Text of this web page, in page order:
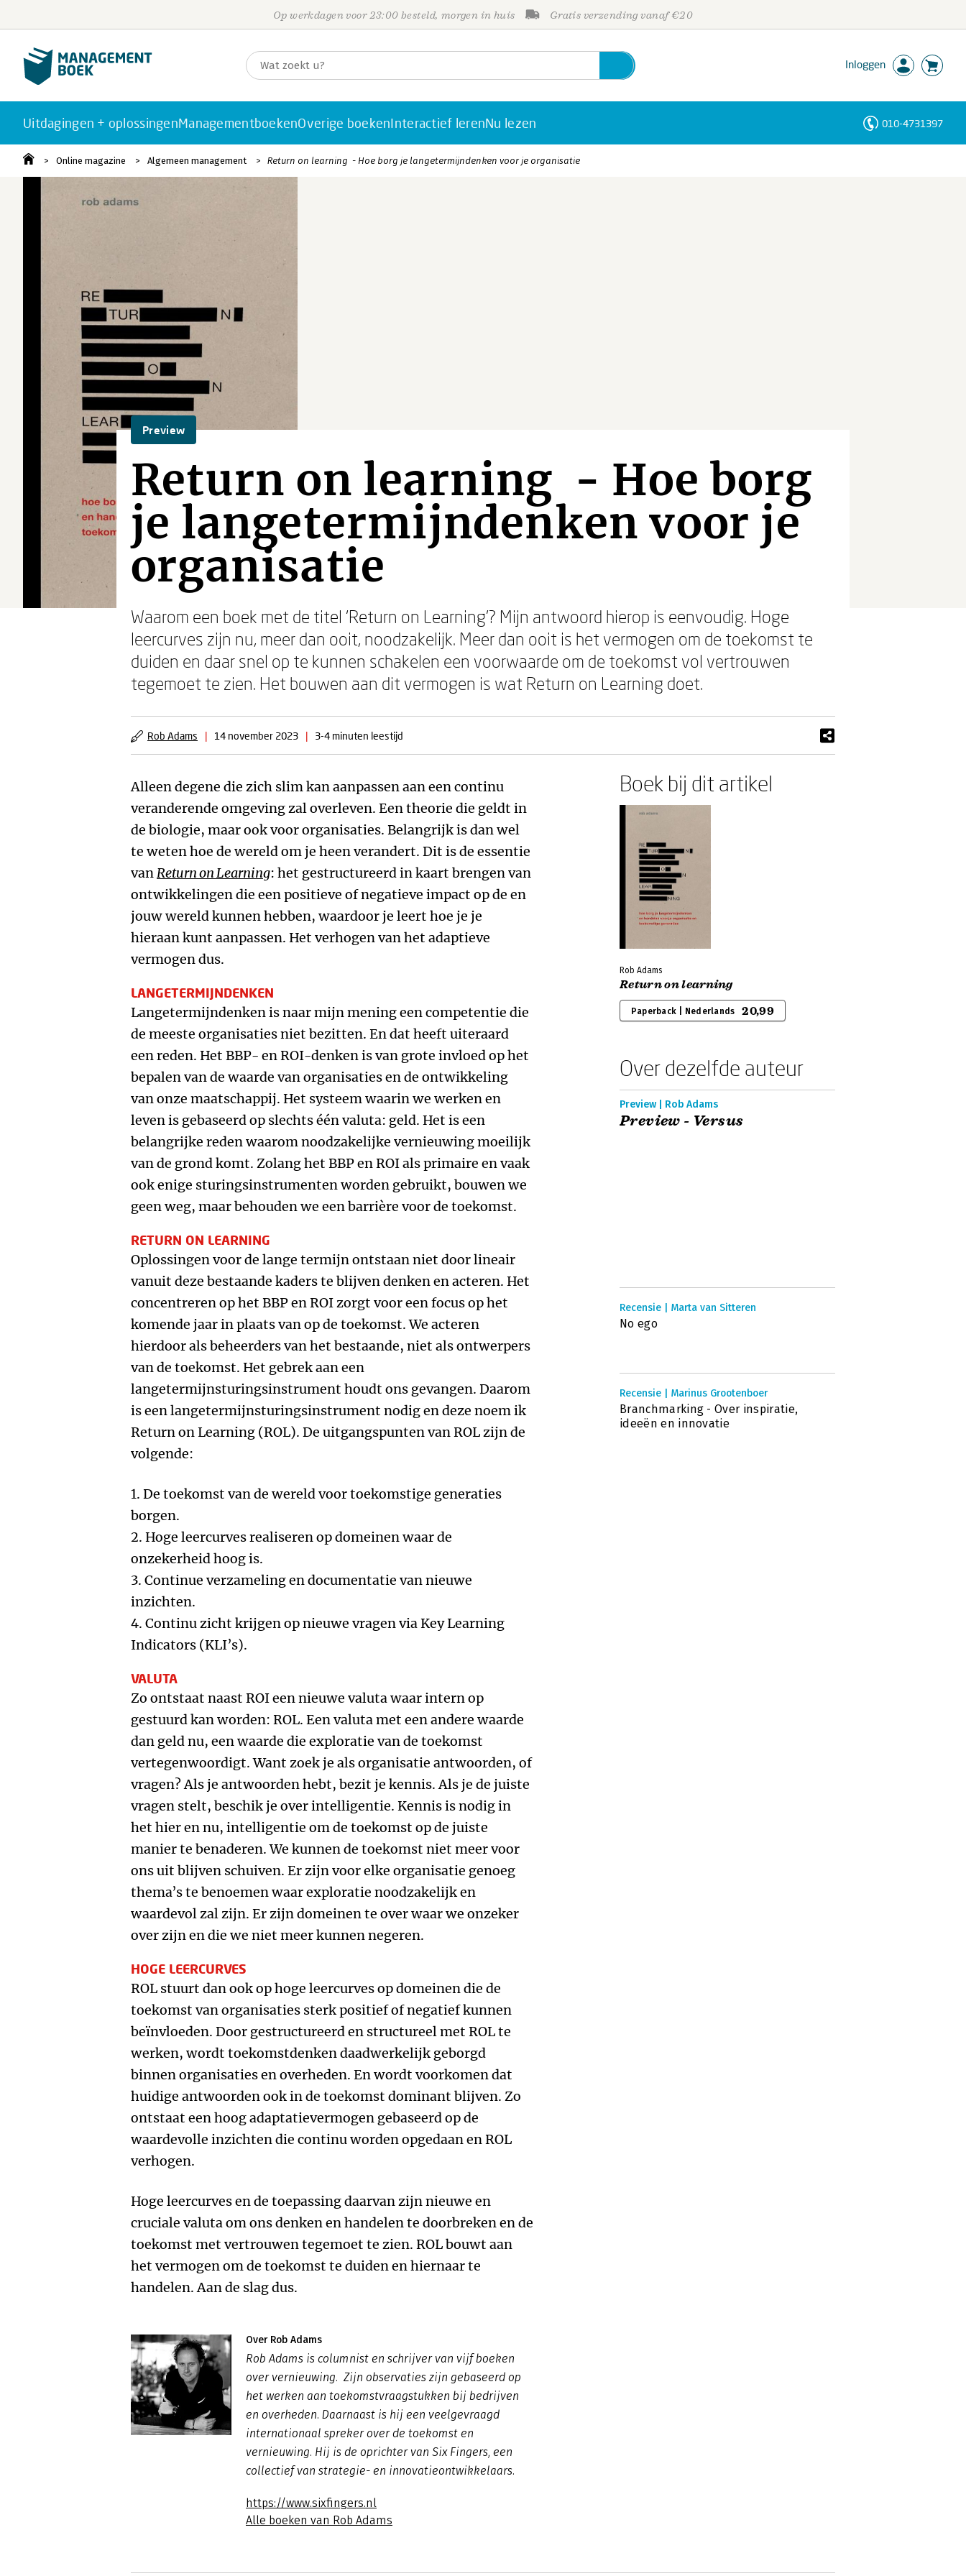
Op werkdagen voor 23:00 besteld, morgen in huis Gratis verzending vanaf €20
Inloggen
Uitdagingen + oplossingenManagementboekenOverige boekenInteractief lerenNu lezen 010-4731397
Online magazine Algemeen management Return on learning - Hoe borg je langetermijndenken voor je organisatie
Preview
Return on learning - Hoe borg
je langetermijndenken voor je
organisatie
Waarom een boek met de titel ‘Return on Learning’? Mijn antwoord hierop is eenvoudig. Hoge
leercurves zijn nu, meer dan ooit, noodzakelijk. Meer dan ooit is het vermogen om de toekomst te
duiden en daar snel op te kunnen schakelen een voorwaarde om de toekomst vol vertrouwen
tegemoet te zien. Het bouwen aan dit vermogen is wat Return on Learning doet.
Rob Adams | 14 november 2023 | 3-4 minuten leestijd
Alleen degene die zich slim kan aanpassen aan een continu
veranderende omgeving zal overleven. Een theorie die geldt in
de biologie, maar ook voor organisaties. Belangrijk is dan wel
te weten hoe de wereld om je heen verandert. Dit is de essentie
vanReturn on Learning: het gestructureerd in kaart brengen van
ontwikkelingen die een positieve of negatieve impact op de en
jouw wereld kunnen hebben, waardoor je leert hoe je je
hieraan kunt aanpassen. Het verhogen van het adaptieve
vermogen dus.
LANGETERMIJNDENKEN
Langetermijndenken is naar mijn mening een competentie die
de meeste organisaties niet bezitten. En dat heeft uiteraard
een reden. Het BBP- en ROI-denken is van grote invloed op het
bepalen van de waarde van organisaties en de ontwikkeling
van onze maatschappij. Het systeem waarin we werken en
leven is gebaseerd op slechts één valuta: geld. Het is een
belangrijke reden waarom noodzakelijke vernieuwing moeilijk
van de grond komt. Zolang het BBP en ROI als primaire en vaak
ook enige sturingsinstrumenten worden gebruikt, bouwen we
geen weg, maar behouden we een barrière voor de toekomst.
RETURN ON LEARNING
Oplossingen voor de lange termijn ontstaan niet door lineair
vanuit deze bestaande kaders te blijven denken en acteren. Het
concentreren op het BBP en ROI zorgt voor een focus op het
komende jaar in plaats van op de toekomst. We acteren
hierdoor als beheerders van het bestaande, niet als ontwerpers
van de toekomst. Het gebrek aan een
langetermijnsturingsinstrument houdt ons gevangen. Daarom
is een langetermijnsturingsinstrument nodig en deze noem ik
Return on Learning (ROL). De uitgangspunten van ROL zijn de
volgende:
1. De toekomst van de wereld voor toekomstige generaties
borgen.
2. Hoge leercurves realiseren op domeinen waar de
onzekerheid hoog is.
3. Continue verzameling en documentatie van nieuwe
inzichten.
4. Continu zicht krijgen op nieuwe vragen via Key Learning
Indicators (KLI’s).
VALUTA
Zo ontstaat naast ROI een nieuwe valuta waar intern op
gestuurd kan worden: ROL. Een valuta met een andere waarde
dan geld nu, een waarde die exploratie van de toekomst
vertegenwoordigt. Want zoek je als organisatie antwoorden, of
vragen? Als je antwoorden hebt, bezit je kennis. Als je de juiste
vragen stelt, beschik je over intelligentie. Kennis is nodig in
het hier en nu, intelligentie om de toekomst op de juiste
manier te benaderen. We kunnen de toekomst niet meer voor
ons uit blijven schuiven. Er zijn voor elke organisatie genoeg
thema’s te benoemen waar exploratie noodzakelijk en
waardevol zal zijn. Er zijn domeinen te over waar we onzeker
over zijn en die we niet meer kunnen negeren.
HOGE LEERCURVES
ROL stuurt dan ook op hoge leercurves op domeinen die de
toekomst van organisaties sterk positief of negatief kunnen
beïnvloeden. Door gestructureerd en structureel met ROL te
werken, wordt toekomstdenken daadwerkelijk geborgd
binnen organisaties en overheden. En wordt voorkomen dat
huidige antwoorden ook in de toekomst dominant blijven. Zo
ontstaat een hoog adaptatievermogen gebaseerd op de
waardevolle inzichten die continu worden opgedaan en ROL
verhogen.
Hoge leercurves en de toepassing daarvan zijn nieuwe en
cruciale valuta om ons denken en handelen te doorbreken en de
toekomst met vertrouwen tegemoet te zien. ROL bouwt aan
het vermogen om de toekomst te duiden en hiernaar te
handelen. Aan de slag dus.
Over Rob Adams
Rob Adams is columnist en schrijver van vijf boeken
over vernieuwing. Zijn observaties zijn gebaseerd op
het werken aan toekomstvraagstukken bij bedrijven
en overheden. Daarnaast is hij een veelgevraagd
internationaal spreker over de toekomst en
vernieuwing. Hij is de oprichter van Six Fingers, een
collectief van strategie- en innovatieontwikkelaars.
https://www.sixfingers.nl
Alle boeken van Rob Adams
Boek bij dit artikel
Rob Adams
Return on learning
Paperback | Nederlands 20,99
Over dezelfde auteur
Preview | Rob Adams
Preview - Versus
Recensie | Marta van Sitteren
No ego
Recensie | Marinus Grootenboer
Branchmarking - Over inspiratie,
ideeën en innovatie
Personen